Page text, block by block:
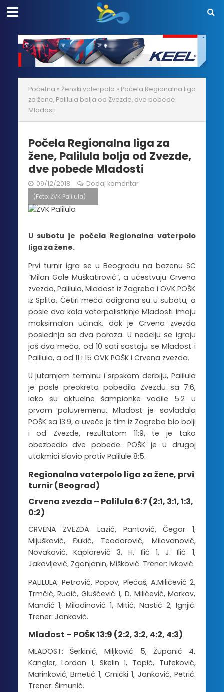
Početna » Ženski vaterpolo » Počela Regionalna liga
za žene, Palilula bolja od Zvezde, dve pobede
Mladosti
Počela Regionalna liga za
žene, Palilula bolja od Zvezde,
dve pobede Mladosti
09/12/2018 Dodaj komentar
(Foto: ŽVK Palilula)
U subotu je počela Regionalna vaterpolo
liga za žene.
Prvi turnir igra se u Beogradu na bazenu SC
“Milan Gale Muškatirović”, a učestvuju Crvena
zvezda, Palilula, Mladost iz Zagreba i OVK POŠK
iz Splita. Četiri meča odigrana su u subotu, a
posle dva kola vaterpolistkinje Mladosti imaju
maksimalan učinak, dok je Crvena zvezda
poslednja sa dva poraza. U nedelju se igraju
još dva meča, od 10 sati sastaju se Mladost i
Palilula, a od 11 i 15 OVK POŠK i Crvena zvezda.
U jutarnjem terminu i srpskom derbiju, Palilula
je posle preokreta pobedila Zvezdu sa 7:6,
iako su aktuelne šampionke vodile 5:2 u
prvom poluvremenu. Mladost je savladala
POŠK sa 13:9, a uveče je tim iz Zagreba bio bolji
i od Zvezde, rezultatom 11:9, te je tako
obezbedio dve pobede. POŠK je u drugoj
utakmici slavio protiv Palilule 8:5.
Regionalna vaterpolo liga za žene, prvi
turnir (Beograd)
Crvena zvezda – Palilula 6:7 (2:1, 3:1, 1:3,
0:2)
CRVENA ZVEZDA: Lazić, Pantović, Čegar 1,
Mijušković, Đukić, Teodorović, Milovanović,
Novaković, Kaplarević 3, H. Ilić 1, J. Ilić 1,
Jakovljević, Zgonjanin, Mišković. Trener: Ivković.
PALILULA: Petrović, Popov, Plećaš, A.Miličević 2,
Trmčić, Rudić, Glušćević 1, D. Milićević, Markov,
Mandić 1, Miladinović 1, Mitić, Nastić 2, Ignjić.
Trener: Janković.
Mladost – POŠK 13:9 (2:2, 3:2, 4:2, 4:3)
MLADOST: Šerkinić, Miljković 5, Županić 4,
Kangler, Lordan 1, Skelin 1, Topić, Tufeković,
Marinković, Brnetić 1, Crnički 1, Janković, Petrić.
Trener: Šimunić.